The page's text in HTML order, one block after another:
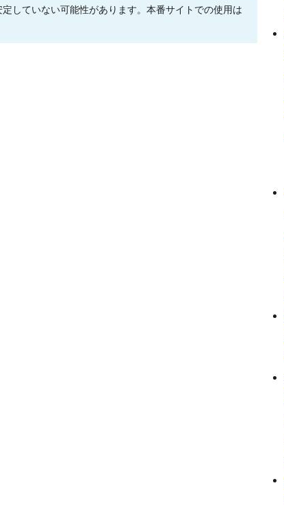
していない可能性があります。本番サイトでの使用は